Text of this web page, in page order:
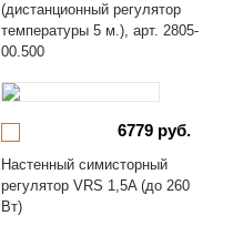
(дистанционный регулятор
температуры 5 м.), арт. 2805-
00.500
6779 руб.
Настенный симисторный
регулятор VRS 1,5A (до 260
Вт)